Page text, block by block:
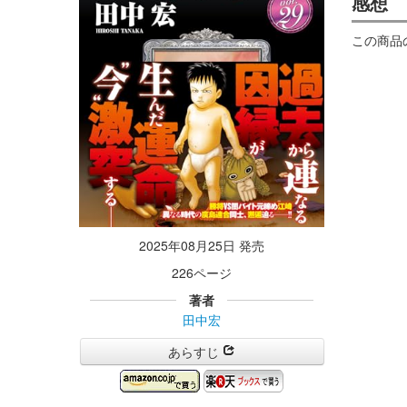
2025年08月25日 発売
226ページ
著者
田中宏
あらすじ
この商品